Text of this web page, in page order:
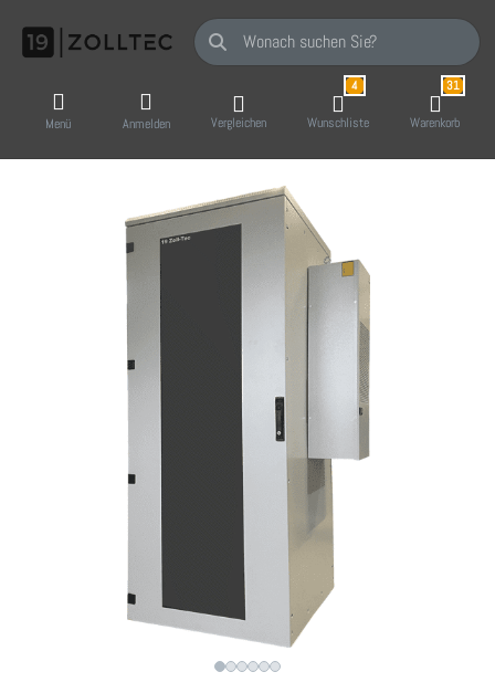
Geben Sie einen Suchbegriff ein. Während
Menü Anmelden Vergleichen
4
Wunschliste
31
Warenkorb